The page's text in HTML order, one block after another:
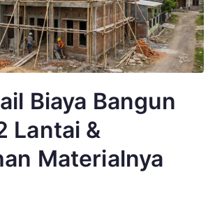
Biaya Bangun
Lantai &
Materialnya